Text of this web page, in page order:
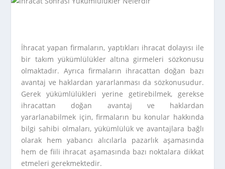
İhracat yapan firmaların, yaptıkları ihracat dolayısı ile
bir takım yükümlülükler altına girmeleri sözkonusu
olmaktadır. Ayrıca firmaların ihracattan doğan bazı
avantaj ve haklardan yararlanması da sözkonusudur.
Gerek yükümlülükleri yerine getirebilmek, gerekse
ihracattan doğan avantaj ve haklardan
yararlanabilmek için, firmaların bu konular hakkında
bilgi sahibi olmaları, yükümlülük ve avantajlara bağlı
olarak hem yabancı alıcılarla pazarlık aşamasında
hem de fiili ihracat aşamasında bazı noktalara dikkat
etmeleri gerekmektedir.